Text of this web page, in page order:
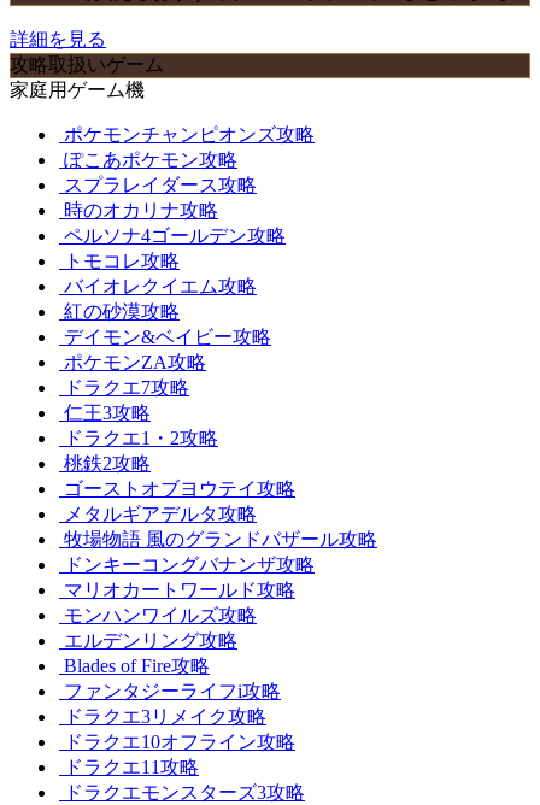
詳細を見る
攻略取扱いゲーム
家庭用ゲーム機
ポケモンチャンピオンズ攻略
ぽこあポケモン攻略
スプラレイダース攻略
時のオカリナ攻略
ペルソナ4ゴールデン攻略
トモコレ攻略
バイオレクイエム攻略
紅の砂漠攻略
デイモン&ベイビー攻略
ポケモンZA攻略
ドラクエ7攻略
仁王3攻略
ドラクエ1・2攻略
桃鉄2攻略
ゴーストオブヨウテイ攻略
メタルギアデルタ攻略
牧場物語 風のグランドバザール攻略
ドンキーコングバナンザ攻略
マリオカートワールド攻略
モンハンワイルズ攻略
エルデンリング攻略
Blades of Fire攻略
ファンタジーライフi攻略
ドラクエ3リメイク攻略
ドラクエ10オフライン攻略
ドラクエ11攻略
ドラクエモンスターズ3攻略